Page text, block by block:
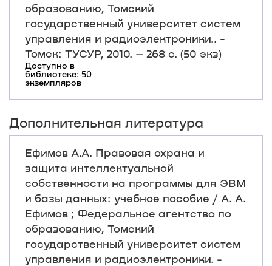
образованию, Томский
государственный университет систем
управления и радиоэлектроники.. -
Томск: ТУСУР, 2010. – 268 с. (50 экз)
Доступно в
библиотеке: 50
экземпляров
Дополнительная литература
Ефимов А.А. Правовая охрана и
защита интеллектуальной
собственности на программы для ЭВМ
и базы данных: учебное пособие / А. А.
Ефимов ; Федеральное агентство по
образованию, Томский
государственный университет систем
управления и радиоэлектроники. -